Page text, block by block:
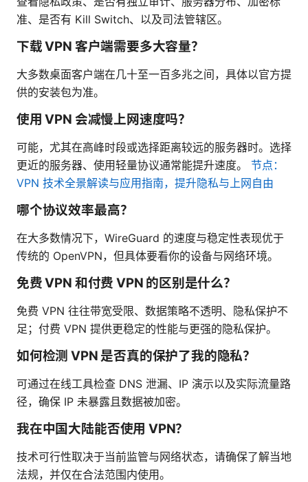
准、是否有 Kill Switch、以及司法管辖区。
下载 VPN 客户端需要多大容量？
大多数桌面客户端在几十至一百多兆之间，具体以官方提
供的安装包为准。
使用 VPN 会减慢上网速度吗？
可能，尤其在高峰时段或选择距离较远的服务器时。选择
更近的服务器、使用轻量协议通常能提升速度。 节点：
VPN 技术全景解读与应用指南，提升隐私与上网自由
哪个协议效率最高？
在大多数情况下，WireGuard 的速度与稳定性表现优于
传统的 OpenVPN，但具体要看你的设备与网络环境。
免费 VPN 和付费 VPN 的区别是什么？
免费 VPN 往往带宽受限、数据策略不透明、隐私保护不
足；付费 VPN 提供更稳定的性能与更强的隐私保护。
如何检测 VPN 是否真的保护了我的隐私？
可通过在线工具检查 DNS 泄漏、IP 演示以及实际流量路
径，确保 IP 未暴露且数据被加密。
我在中国大陆能否使用 VPN？
技术可行性取决于当前监管与网络状态，请确保了解当地
法规，并仅在合法范围内使用。